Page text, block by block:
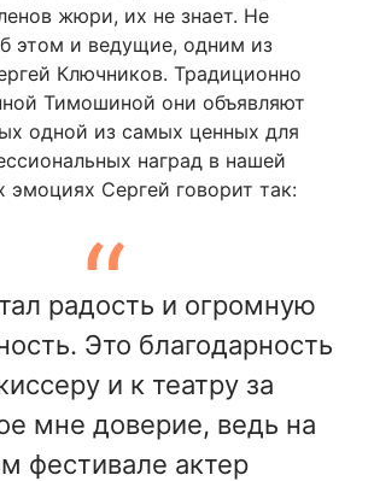
жюри, их не знает. Не
этом и ведущие, одним из
Ключников. Традиционно
Тимошиной они объявляют
одной из самых ценных для
наград в нашей
эмоциях Сергей говорит так:
радость и огромную
Это благодарность
и к театру за
мне доверие, ведь на
фестивале актер